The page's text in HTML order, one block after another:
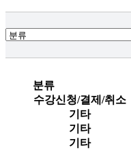
분류
수강신청/결제/취소
기타
기타
기타